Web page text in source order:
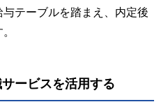
テーブルを踏まえ、内定後
ービスを活用する